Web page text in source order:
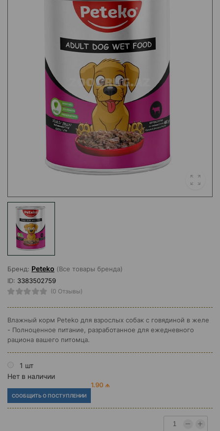
Бренд: Peteko (Все товары бренда)
ID: 3383502759
(0 Отзывы)
Влажный корм Peteko для взрослых собак с говядиной в желе
- Полноценное питание, разработанное для ежедневного
рациона вашего питомца.
1 шт
Нет в наличии
1.90 ₼
СООБЩИТЬ О ПОСТУПЛЕНИИ